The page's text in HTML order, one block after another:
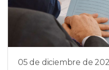
05 de diciembre de